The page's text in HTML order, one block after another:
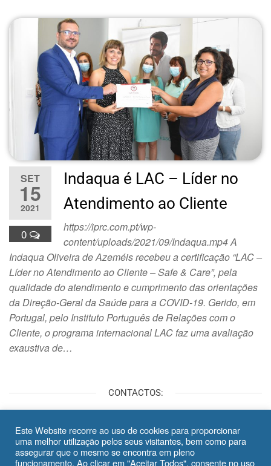
SET
15
2021
0
Indaqua é LAC – Líder no
Atendimento ao Cliente
https://iprc.com.pt/wp-
content/uploads/2021/09/Indaqua.mp4 A
Indaqua Oliveira de Azeméis recebeu a certificação “LAC –
Líder no Atendimento ao Cliente – Safe & Care”, pela
qualidade do atendimento e cumprimento das orientações
da Direção-Geral da Saúde para a COVID-19. Gerido, em
Portugal, pelo Instituto Português de Relações com o
Cliente, o programa internacional LAC faz uma avaliação
exaustiva de…
CONTACTOS:
Email:info@iprc.com.pt
Politica de privacidade
Este Website recorre ao uso de cookies para proporcionar
uma melhor utilização pelos seus visitantes, bem como para
assegurar que o mesmo se encontra em pleno
funcionamento. Ao clicar em "Aceitar Todos", consente no uso